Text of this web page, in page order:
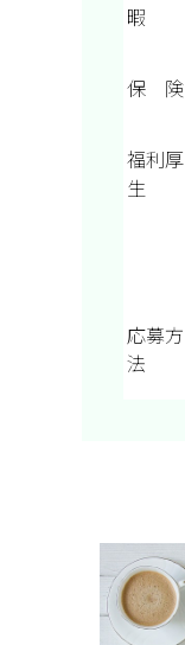
暇
保 険
福利厚
生
応募方
法